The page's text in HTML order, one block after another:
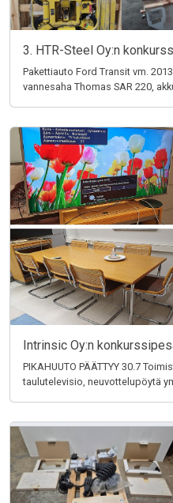
3. HTR-Steel Oy:n
Pakettiauto Ford Transit vm.
vannesaha Thomas SAR 220,
Intrinsic Oy:n
PIKAHUUTO PÄÄTTYY 30.7
taulutelevisio, neuvottelupöytä